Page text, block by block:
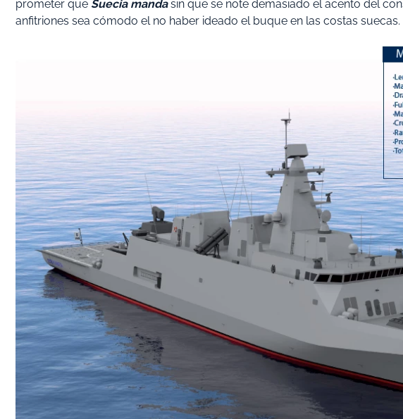
prometer que Suecia mandasin que se note demasiado el acento del
anfitriones sea cómodo el no haber ideado el buque en las costas suecas.